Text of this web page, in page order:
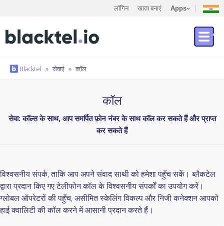
लॉगिन खाता बनाएं Apps
Blacktel » सेवाएं » कॉल
कॉल
सेवा: कॉल्स के साथ, आप समर्पित फ़ोन नंबर के साथ कॉल कर सकते हैं और प्राप्त
कर सकते हैं
विश्वसनीय संपर्क, ताकि आप अपने संवाद साथी को हमेशा पहुँच सकें। ब्लैकटेल
द्वारा प्रदान किए गए टेलीफोन कॉल के विश्वसनीय संपर्कों का उपयोग करें।
ग्लोबल ऑपरेटरों की पहुँच, असीमित स्केलिंग विकल्प और निजी कनेक्शन आपको
हाई क्वालिटी की कॉल करने में आसानी प्रदान करते हैं।